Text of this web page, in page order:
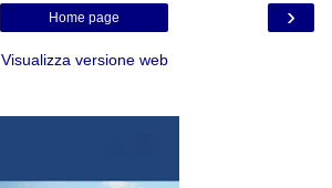
›
Home page
Visualizza versione web